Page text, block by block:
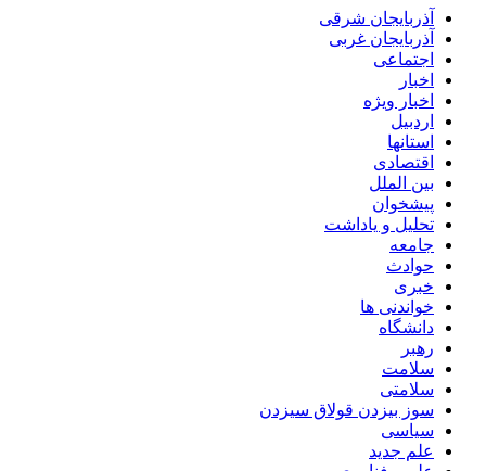
آذربایجان شرقی
آذربایجان غربی
اجتماعی
اخبار
اخبار ویژه
اردبیل
استانها
اقتصادی
بین الملل
پیشخوان
تحلیل و یاداشت
جامعه
حوادث
خبری
خواندنی ها
دانشگاه
رهبر
سلامت
سلامتی
سوز بیزدن قولاق سیزدن
سیاسی
علم جدید